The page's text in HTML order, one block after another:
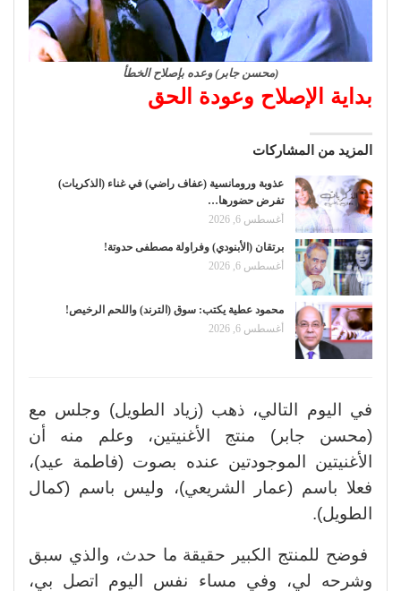
(محسن جابر) وعده بإصلاح الخطأ
بداية الإصلاح وعودة الحق
المزيد من المشاركات
عذوبة ورومانسية (عفاف راضي) في غناء (الذكريات)
تفرض حضورها…
أغسطس 6, 2026
برتقان (الأبنودي) وفراولة مصطفى حدوتة!
أغسطس 6, 2026
محمود عطية يكتب: سوق (الترند) واللحم الرخيص!
أغسطس 6, 2026
في اليوم التالي، ذهب (زياد الطويل) وجلس مع
(محسن جابر) منتج الأغنيتين، وعلم منه أن
الأغنيتين الموجودتين عنده بصوت (فاطمة عيد)،
فعلا باسم (عمار الشريعي)، وليس باسم (كمال
الطويل).
فوضح للمنتج الكبير حقيقة ما حدث، والذي سبق
وشرحه لي، وفي مساء نفس اليوم اتصل بي،